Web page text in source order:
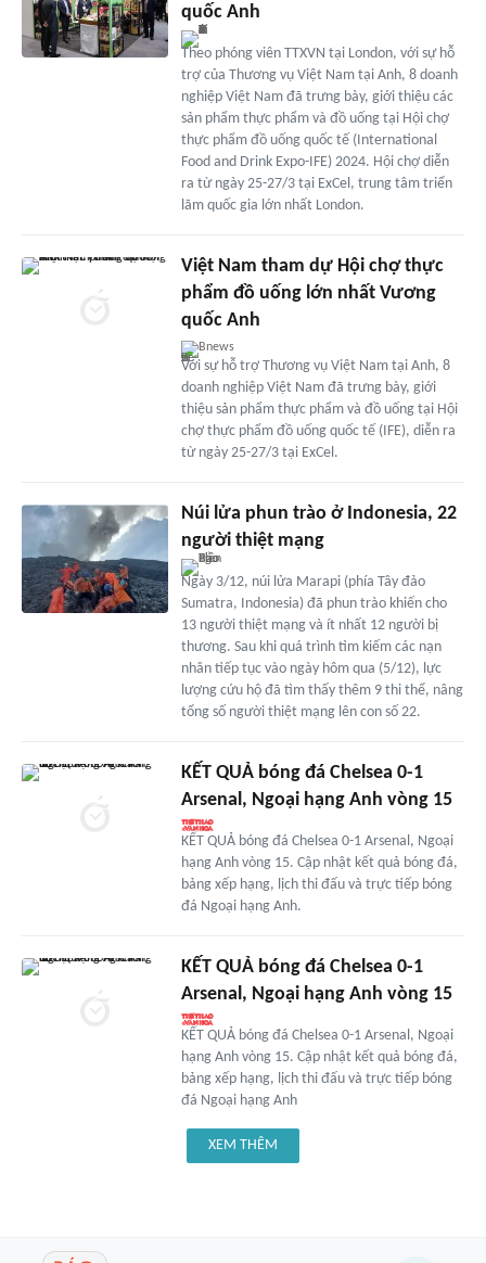
quốc Anh
Theo phóng viên TTXVN tại London, với sự hỗ
trợ của Thương vụ Việt Nam tại Anh, 8 doanh
nghiệp Việt Nam đã trưng bày, giới thiệu các
sản phẩm thực phẩm và đồ uống tại Hội chợ
thực phẩm đồ uống quốc tế (International
Food and Drink Expo-IFE) 2024. Hội chợ diễn
ra từ ngày 25-27/3 tại ExCel, trung tâm triển
lãm quốc gia lớn nhất London.
Việt Nam tham dự Hội chợ thực
phẩm đồ uống lớn nhất Vương
quốc Anh
Bnews
Với sự hỗ trợ Thương vụ Việt Nam tại Anh, 8
doanh nghiệp Việt Nam đã trưng bày, giới
thiệu sản phẩm thực phẩm và đồ uống tại Hội
chợ thực phẩm đồ uống quốc tế (IFE), diễn ra
từ ngày 25-27/3 tại ExCel.
Núi lửa phun trào ở Indonesia, 22
người thiệt mạng
Ngày 3/12, núi lửa Marapi (phía Tây đảo
Sumatra, Indonesia) đã phun trào khiến cho
13 người thiệt mạng và ít nhất 12 người bị
thương. Sau khi quá trình tìm kiếm các nạn
nhân tiếp tục vào ngày hôm qua (5/12), lực
lượng cứu hộ đã tìm thấy thêm 9 thi thể, nâng
tổng số người thiệt mạng lên con số 22.
KẾT QUẢ bóng đá Chelsea 0-1
Arsenal, Ngoại hạng Anh vòng 15
KẾT QUẢ bóng đá Chelsea 0-1 Arsenal, Ngoại
hạng Anh vòng 15. Cập nhật kết quả bóng đá,
bảng xếp hạng, lịch thi đấu và trực tiếp bóng
đá Ngoại hạng Anh.
KẾT QUẢ bóng đá Chelsea 0-1
Arsenal, Ngoại hạng Anh vòng 15
KẾT QUẢ bóng đá Chelsea 0-1 Arsenal, Ngoại
hạng Anh vòng 15. Cập nhật kết quả bóng đá,
bảng xếp hạng, lịch thi đấu và trực tiếp bóng
đá Ngoại hạng Anh
XEM THÊM